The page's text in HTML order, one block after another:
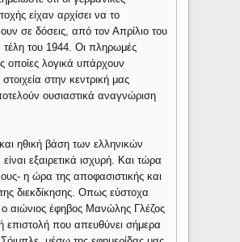
είχαν αρχίσει να το
σε δόσεις, από τον Απρίλιο του
τέλη του 1944. Οι πληρωμές
οποίες λογικά υπάρχουν
στην κεντρική μας
ουσιαστικά αναγνώριση
ηθική βάση των ελληνικών
εξαιρετικά ισχυρή. Και τώρα
η ώρα της αποφασιστικής και
διεκδίκησης. Οπως εύστοχα
ο αιώνιος έφηβος Μανώλης Γλέζος
επιστολή που απευθύνει σήμερα